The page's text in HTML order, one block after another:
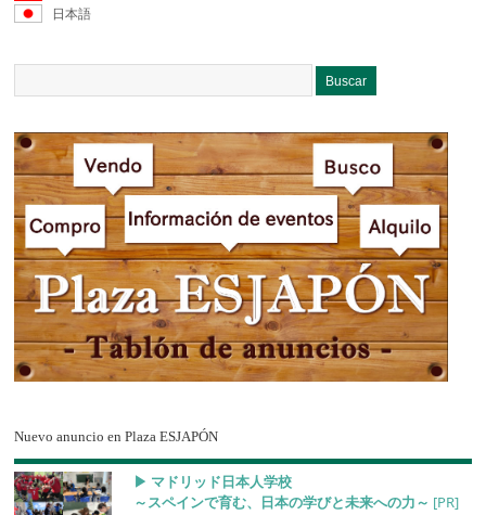
日本語
Nuevo anuncio en Plaza ESJAPÓN
▶︎ マドリッド日本人学校
～スペインで育む、日本の学びと未来への力～ [PR]